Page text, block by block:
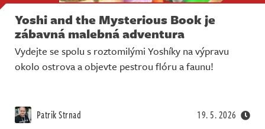
Yoshi and the Mysterious Book je
zábavná malebná adventura
Vydejte se spolu s roztomilými Yoshíky na výpravu
okolo ostrova a objevte pestrou flóru a faunu!
Patrik Strnad 19. 5. 2026